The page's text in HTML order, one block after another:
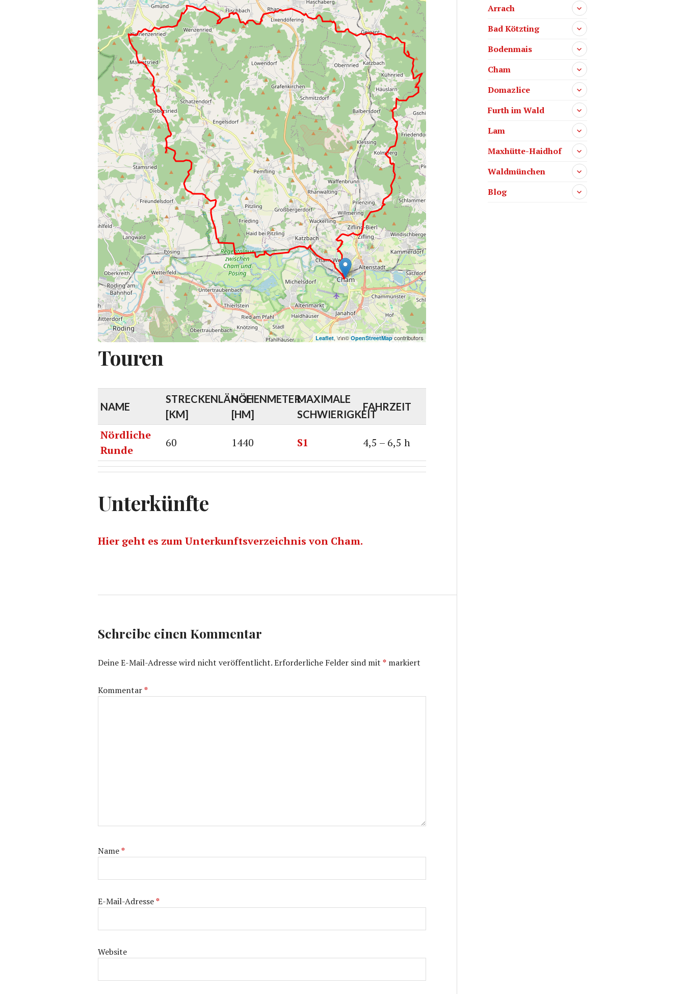
Leaflet, \r\n© OpenStreetMapcontributors
Touren
NAME
STRECKENLÄNGE
[KM]
HÖHENMETER
[HM]
MAXIMALE
SCHWIERIGKEIT
FAHRZEIT
Nördliche
Runde
60 1440 S1 4,5 – 6,5 h
Unterkünfte
Hier geht es zum Unterkunftsverzeichnis von Cham.
Schreibe einen Kommentar
Deine E-Mail-Adresse wird nicht veröffentlicht.Erforderliche Felder sind mit * markiert
Kommentar*
Name*
E-Mail-Adresse*
Website
Arrach
Bad Kötzting
Bodenmais
Cham
Domazlice
Furth im Wald
Lam
Maxhütte-Haidhof
Waldmünchen
Blog